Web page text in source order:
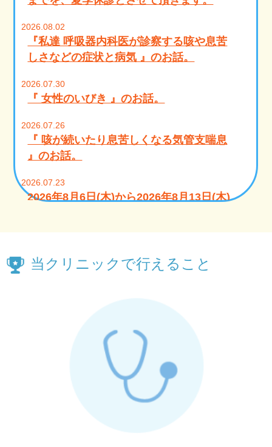
感染予防のため院内の専用個室感染対策室での診察
ておりますので、お電話での予約をお願い致しま
す。
当院では初診の方は完全予約制となって
約下さい。
当院では、初診の方の診察は完全予約制となってお
ります。当院での診察が初めてとなる方は、必ずお
また、診察には毎月1回の『 保険証の提示 』が必要
です。手元に保険証がない場合は全額自己負担とな
2025.8.10
当院では、いびき・無呼吸などの睡眠時無呼吸症候
群外来の初診をご希望される方は完全予約制とさせ
て頂いておりますので、お電話での予約をお願い致
します。 白金いびき・内科クリニック：電話番号
当クリニックで行えること